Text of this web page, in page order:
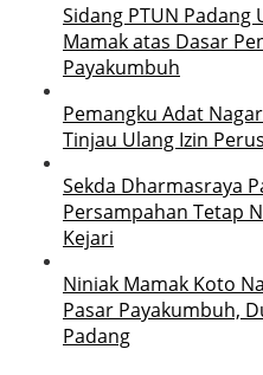
Sidang PTUN
Mamak atas Dasar
Payakumbuh
Pemangku Adat
Tinjau Ulang Izin
Sekda Dharmasraya
Persampahan Tetap
Kejari
Niniak Mamak Koto
Pasar Payakumbuh,
Padang